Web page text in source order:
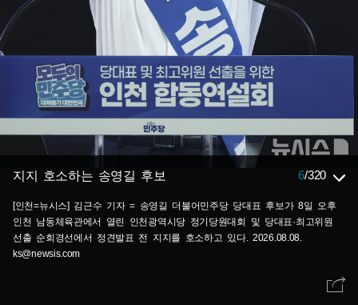
지지 호소하는 송영길 후보 6/320
[인천=뉴시스] 김근수 기자 = 송영길 더불어민주당 당대표 후보가 8일 오후
인천 남동체육관에서 열린 인천광역시당 정기당원대회 및 당대표·최고위원
선출 순회경선에서 정견발표 전 지지를 호소하고 있다. 2026.08.08.
ks@newsis.com